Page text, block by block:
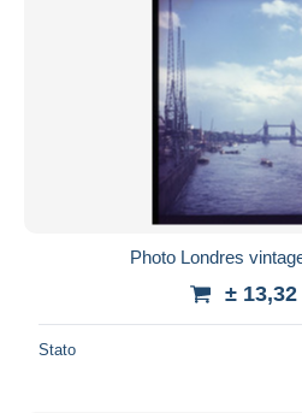
Photo Londres
±
Stato